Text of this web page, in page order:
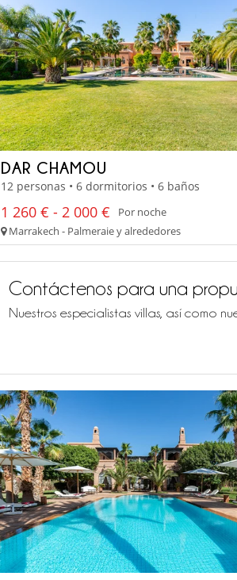
DAR CHAMOU
12 personas • 6 dormitorios • 6 baños
1 260 € - 2 000 €
Por noche
Marrakech - Palmeraie y alrededores
Contáctenos para una
Nuestros especialistas villas, así como